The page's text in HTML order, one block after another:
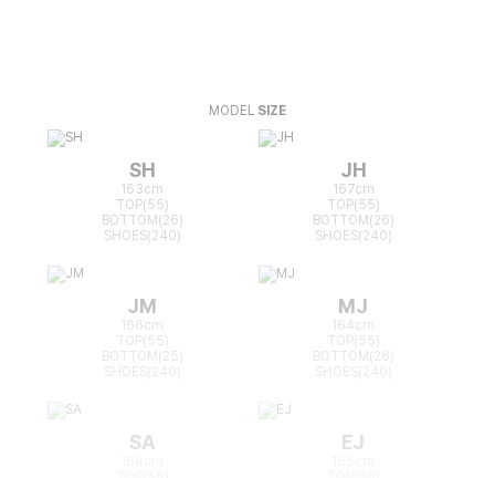
MODEL SIZE
SH
163cm
TOP(55)
BOTTOM(26)
SHOES(240)
JH
167cm
TOP(55)
BOTTOM(26)
SHOES(240)
JM
166cm
TOP(55)
BOTTOM(25)
MJ
164cm
TOP(55)
BOTTOM(26)
SA EJ